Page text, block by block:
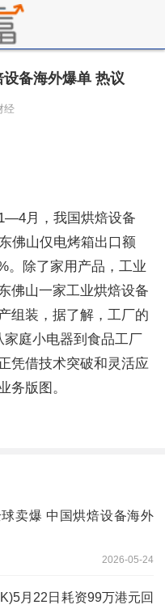
备海外爆单 热议
经
月，我国烘焙设备
佛山仅电烤箱出口额
。除了家用产品，工业
佛山一家工业烘焙设备
组装，据了解，工厂的
庭小电器到食品工厂
凭借技术突破和灵活应
务版图。
卖爆 中国烘焙设备海外
2026-05-24
月22日耗资99万港元回